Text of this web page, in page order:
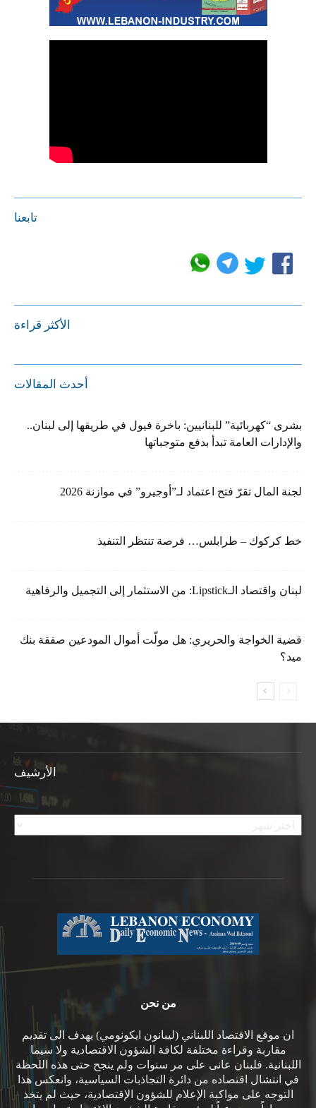
تابعنا
الأكثر قراءة
أحدث المقالات
بشرى “كهربائية” للبنانيين: باخرة فيول في طريقها إلى لبنان..
والإدارات العامة تبدأ بدفع متوجباتها
لجنة المال تقرّ فتح اعتماد لـ”أوجيرو” في موازنة 2026
خط كركوك – طرابلس… فرصة تنتظر التنفيذ
لبنان واقتصاد الـLipstick: من الاستثمار إلى التجميل والرفاهية
قضية الخواجة والحريري: هل مولّت أموال المودعين صفقة بنك
ميد؟
الأرشيف
الأرشيف
من نحن
ان موقع الاقتصاد اللبناني (ليبانون ايكونومي) يهدف الى تقديم
مقاربة وقراءة مختلفة لكافة الشؤون الاقتصادية ولا سيما
اللبنانية. فلبنان عانى على مر سنوات ولم ينجح حتى هذه اللحظة
في انتشال اقتصاده من دائرة التجاذبات السياسية، وانعكس هذا
التوجه على مواكبة الإعلام للشؤون الإقتصادية، حيث لم يتخذ